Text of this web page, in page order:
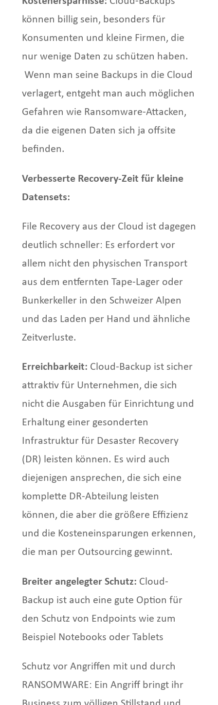
können billig sein, besonders für
Konsumenten und kleine Firmen, die
nur wenige Daten zu schützen haben.
Wenn man seine Backups in die Cloud
verlagert, entgeht man auch möglichen
Gefahren wie Ransomware-Attacken,
da die eigenen Daten sich ja offsite
befinden.
Verbesserte Recovery-Zeit für kleine
Datensets:
File Recovery aus der Cloud ist dagegen
deutlich schneller: Es erfordert vor
allem nicht den physischen Transport
aus dem entfernten Tape-Lager oder
Bunkerkeller in den Schweizer Alpen
und das Laden per Hand und ähnliche
Zeitverluste.
Erreichbarkeit: Cloud-Backup ist sicher
attraktiv für Unternehmen, die sich
nicht die Ausgaben für Einrichtung und
Erhaltung einer gesonderten
Infrastruktur für Desaster Recovery
(DR) leisten können. Es wird auch
diejenigen ansprechen, die sich eine
komplette DR-Abteilung leisten
können, die aber die größere Effizienz
und die Kosteneinsparungen erkennen,
die man per Outsourcing gewinnt.
Breiter angelegter Schutz: Cloud-
Backup ist auch eine gute Option für
den Schutz von Endpoints wie zum
Beispiel Notebooks oder Tablets
Schutz vor Angriffen mit und durch
RANSOMWARE: Ein Angriff bringt ihr